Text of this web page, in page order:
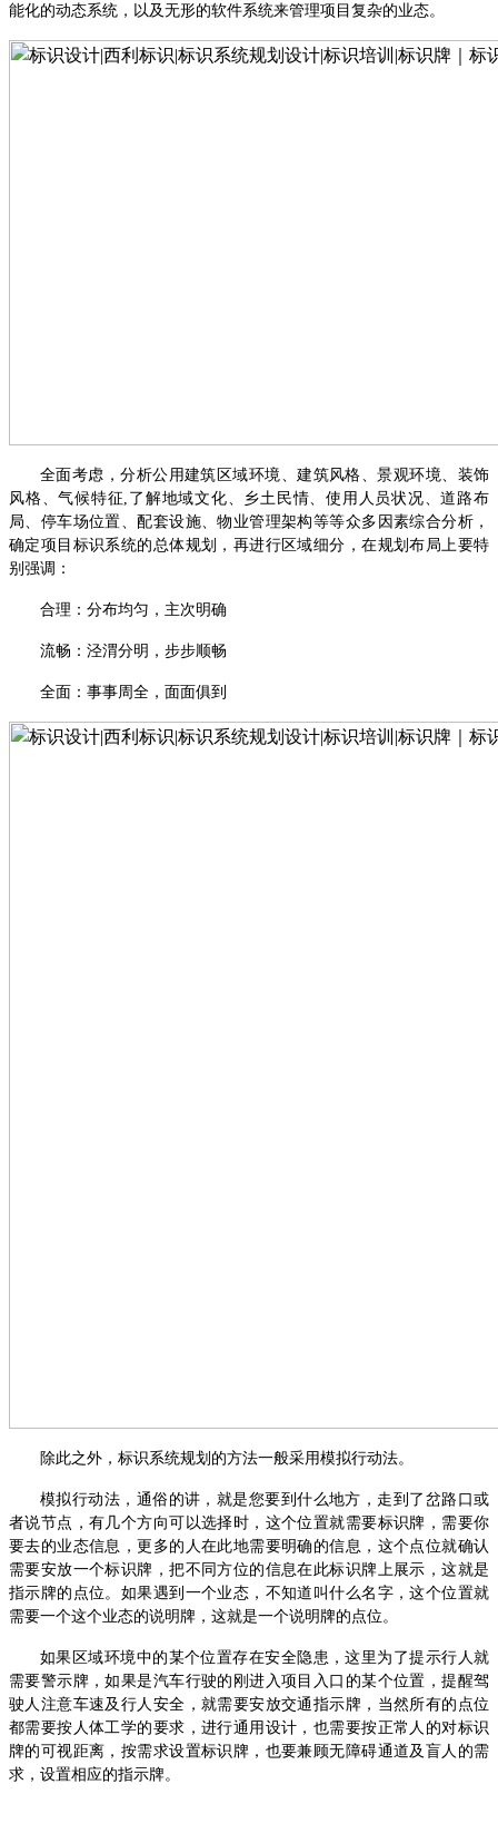
能化的动态系统，以及无形的软件系统来管理项目复杂的业态。
全面考虑，分析公用建筑区域环境、建筑风格、景观环境、装饰
风格、气候特征 ,了解地域文化、乡土民情、使用人员状况、道路布
局、停车场位置、配套设施、物业管理架构等等众多因素综合分析，
确定项目标识系统的总体规划，再进行区域细分，在规划布局上要特
别强调：
合理：分布均匀，主次明确
流畅：泾渭分明，步步顺畅
全面：事事周全，面面俱到
除此之外，标识系统规划的方法一般采用模拟行动法。
模拟行动法，通俗的讲，就是您要到什么地方，走到了岔路口或
者说节点，有几个方向可以选择时，这个位置就需要标识牌，需要你
要去的业态信息，更多的人在此地需要明确的信息，这个点位就确认
需要安放一个标识牌，把不同方位的信息在此标识牌上展示，这就是
指示牌的点位。如果遇到一个业态，不知道叫什么名字，这个位置就
需要一个这个业态的说明牌，这就是一个说明牌的点位。
如果区域环境中的某个位置存在安全隐患，这里为了提示行人就
需要警示牌，如果是汽车行驶的刚进入项目入口的某个位置，提醒驾
驶人注意车速及行人安全，就需要安放交通指示牌，当然所有的点位
都需要按人体工学的要求，进行通用设计，也需要按正常人的对标识
牌的可视距离，按需求设置标识牌，也要兼顾无障碍通道及盲人的需
求，设置相应的指示牌。